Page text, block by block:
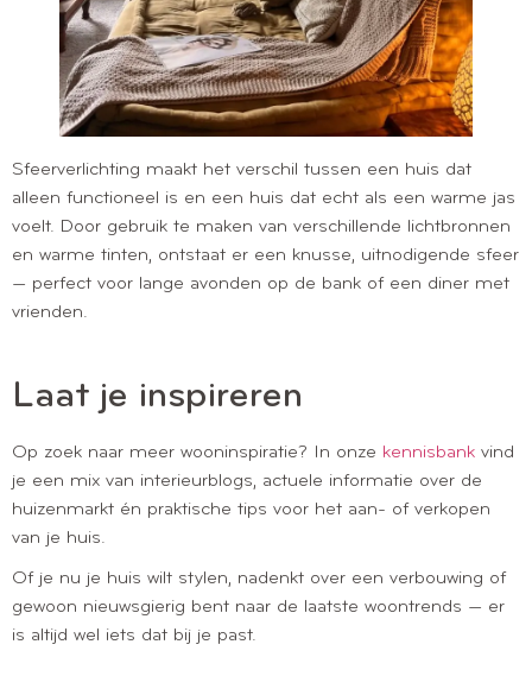
Sfeerverlichting maakt het verschil tussen een huis dat
alleen functioneel is en een huis dat echt als een warme jas
voelt. Door gebruik te maken van verschillende lichtbronnen
en warme tinten, ontstaat er een knusse, uitnodigende sfeer
— perfect voor lange avonden op de bank of een diner met
vrienden.
Laat je inspireren
Op zoek naar meer wooninspiratie? In onze kennisbank vind
je een mix van interieurblogs, actuele informatie over de
huizenmarkt én praktische tips voor het aan- of verkopen
van je huis.
Of je nu je huis wilt stylen, nadenkt over een verbouwing of
gewoon nieuwsgierig bent naar de laatste woontrends — er
is altijd wel iets dat bij je past.